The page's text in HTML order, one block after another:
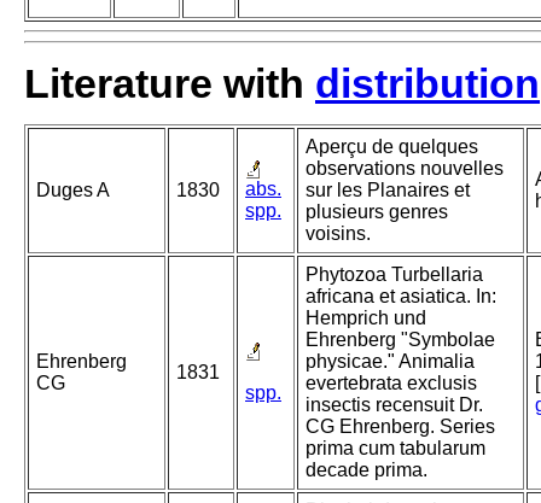
Literature with distribution
Duges A 1830
abs.
spp.
Aperçu de quelques
observations nouvelles
sur les Planaires et
plusieurs genres
voisins.
Ehrenberg
CG
1831
spp.
Phytozoa Turbellaria
africana et asiatica. In:
Hemprich und
Ehrenberg "Symbolae
physicae." Animalia
evertebrata exclusis
insectis recensuit Dr.
CG Ehrenberg. Series
prima cum tabularum
decade prima.